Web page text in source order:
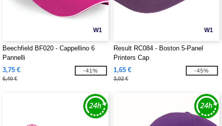
W1
Beechfield BF020 - Cappellino 6
Pannelli
3,75 €
6,40 €
-41%
W1
Result RC084 - Boston 5-Panel
Printers Cap
1,65 €
3,02 €
-45%